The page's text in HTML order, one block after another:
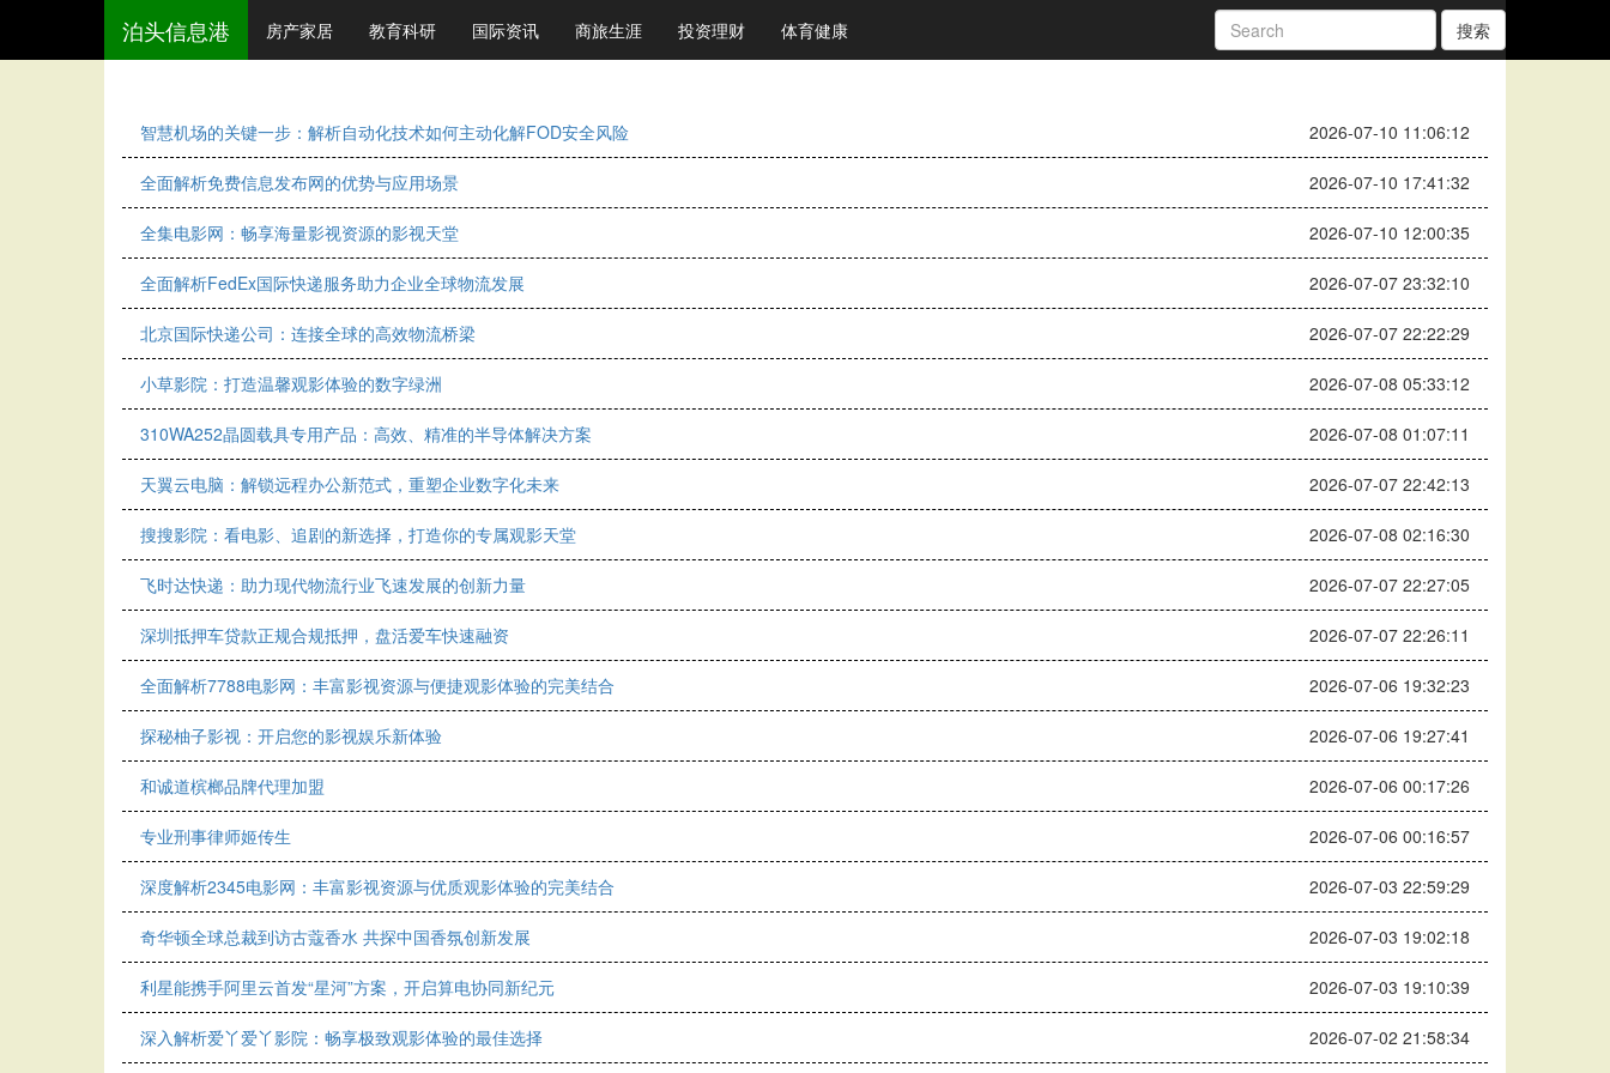
泊头信息港 房产家居 教育科研 国际资讯 商旅生涯 投资理财 体育健康 搜索
智慧机场的关键一步：解析自动化技术如何主动化解FOD安全风险 2026-07-10 11:06:12
全面解析免费信息发布网的优势与应用场景 2026-07-10 17:41:32
全集电影网：畅享海量影视资源的影视天堂 2026-07-10 12:00:35
全面解析FedEx国际快递服务助力企业全球物流发展 2026-07-07 23:32:10
北京国际快递公司：连接全球的高效物流桥梁 2026-07-07 22:22:29
小草影院：打造温馨观影体验的数字绿洲 2026-07-08 05:33:12
310WA252晶圆载具专用产品：高效、精准的半导体解决方案 2026-07-08 01:07:11
天翼云电脑：解锁远程办公新范式，重塑企业数字化未来 2026-07-07 22:42:13
搜搜影院：看电影、追剧的新选择，打造你的专属观影天堂 2026-07-08 02:16:30
飞时达快递：助力现代物流行业飞速发展的创新力量 2026-07-07 22:27:05
深圳抵押车贷款正规合规抵押，盘活爱车快速融资 2026-07-07 22:26:11
全面解析7788电影网：丰富影视资源与便捷观影体验的完美结合 2026-07-06 19:32:23
探秘柚子影视：开启您的影视娱乐新体验 2026-07-06 19:27:41
和诚道槟榔品牌代理加盟 2026-07-06 00:17:26
专业刑事律师姬传生 2026-07-06 00:16:57
深度解析2345电影网：丰富影视资源与优质观影体验的完美结合 2026-07-03 22:59:29
奇华顿全球总裁到访古蔻香水 共探中国香氛创新发展 2026-07-03 19:02:18
利星能携手阿里云首发“星河”方案，开启算电协同新纪元 2026-07-03 19:10:39
深入解析爱丫爱丫影院：畅享极致观影体验的最佳选择 2026-07-02 21:58:34